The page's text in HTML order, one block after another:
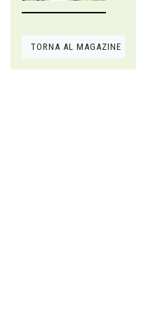
TORNA AL MAGAZINE